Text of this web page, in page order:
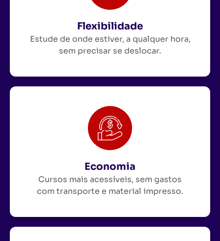
Flexibilidade
Estude de onde estiver, a qualquer hora,
sem precisar se deslocar.
Economia
Cursos mais acessíveis, sem gastos
com transporte e material impresso.